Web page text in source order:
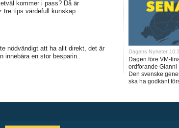
kommer i pass? Då är
tips värdefull kunskap...
nödvändigt att ha allt direkt, det är
en stor besparin..
Dagens Nyheter
Dagen före VM-
ordförande Gianni
Den svenske
ska ha godkänt